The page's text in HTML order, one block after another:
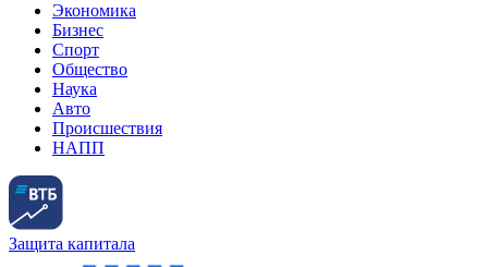
Экономика
Бизнес
Спорт
Общество
Наука
Авто
Происшествия
НАПП
Защита капитала